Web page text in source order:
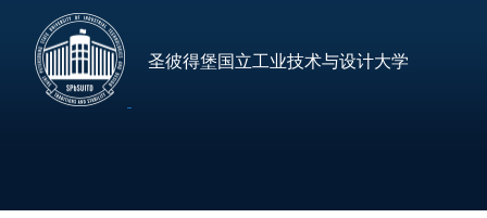
圣彼得堡国立工业技术与设计大学